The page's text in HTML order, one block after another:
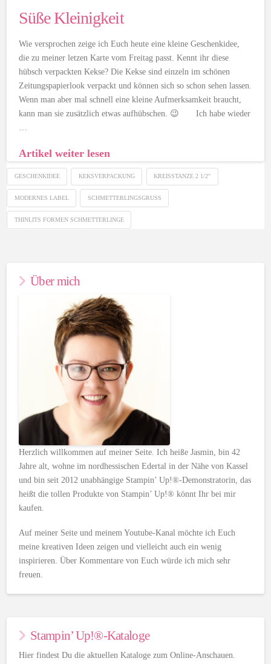
Süße Kleinigkeit
Wie versprochen zeige ich Euch heute eine kleine Geschenkidee,
die zu meiner letzen Karte vom Freitag passt. Kennt ihr diese
hübsch verpackten Kekse? Die Kekse sind einzeln im schönen
Zeitungspapierlook verpackt und können sich so schon sehen lassen.
Wenn man aber mal schnell eine kleine Aufmerksamkeit braucht,
kann man sie zusätzlich etwas aufhübschen. 😉 Ich habe wieder
…
Artikel weiter lesen
GESCHENKIDEE KEKSVERPACKUNG KREISSTANZE 2 1/2"
MODERNES LABEL SCHMETTERLINGSGRUSS
THINLITS FORMEN SCHMETTERLINGE
Über mich
Herzlich willkommen auf meiner Seite. Ich heiße Jasmin, bin 42
Jahre alt, wohne im nordhessischen Edertal in der Nähe von Kassel
und bin seit 2012 unabhängige Stampin’ Up!®-Demonstratorin, das
heißt die tollen Produkte von Stampin’ Up!® könnt Ihr bei mir
kaufen.
Auf meiner Seite und meinem Youtube-Kanal möchte ich Euch
meine kreativen Ideen zeigen und vielleicht auch ein wenig
inspirieren. Über Kommentare von Euch würde ich mich sehr
freuen.
Stampin’ Up!®-Kataloge
Hier findest Du die aktuellen Kataloge zum Online-Anschauen.